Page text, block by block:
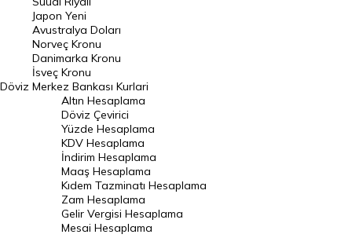
Avustralya Doları
Danimarka Kronu Kuru
Kanada Doları Kuru
Norveç Kronu Kuru
İsveç Kronu Kuru
Japon Yeni Kuru
Serbest Piyasa Döviz Kurları
Merkez Bankası Döviz Kurları
Döviz
Japon Yeni
Avustralya Doları
Norveç Kronu
Danimarka Kronu
İsveç Kronu
Merkez Bankası Kurlari
Altın Hesaplama
Döviz Çevirici
Yüzde Hesaplama
KDV Hesaplama
İndirim Hesaplama
Maaş Hesaplama
Kıdem Tazminatı Hesaplama
Zam Hesaplama
Gelir Vergisi Hesaplama
Mesai Hesaplama